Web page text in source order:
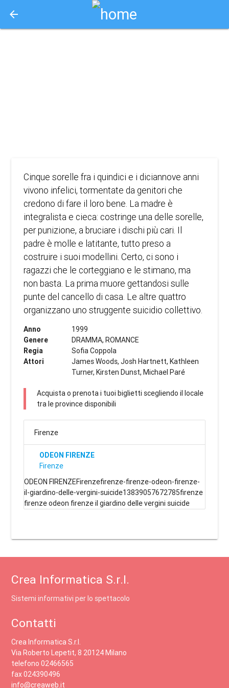
arrow_back
Cinque sorelle fra i quindici e i diciannove anni
vivono infelici, tormentate da genitori che
credono di fare il loro bene. La madre è
integralista e cieca: costringe una delle sorelle,
per punizione, a bruciare i dischi più cari. Il
padre è molle e latitante, tutto preso a
costruire i suoi modellini. Certo, ci sono i
ragazzi che le corteggiano e le stimano, ma
non basta. La prima muore gettandosi sulle
punte del cancello di casa. Le altre quattro
organizzano uno struggente suicidio collettivo.
Anno
1999
Genere
DRAMMA, ROMANCE
Regia
Sofia Coppola
Attori
James Woods, Josh Hartnett, Kathleen
Turner, Kirsten Dunst, Michael Paré
Acquista o prenota i tuoi biglietti scegliendo il locale
tra le province disponibili
Firenze
ODEON FIRENZE
Firenze
ODEON FIRENZEFirenzefirenze-firenze-odeon-firenze-
il-giardino-delle-vergini-suicide13839057672785firenze
firenze odeon firenze il giardino delle vergini suicide
Crea Informatica S.r.l.
Sistemi informativi per lo spettacolo
Contatti
Crea Informatica S.r.l.
Via Roberto Lepetit, 8 20124 Milano
telefono 02466565
fax 024390496
info@creaweb.it